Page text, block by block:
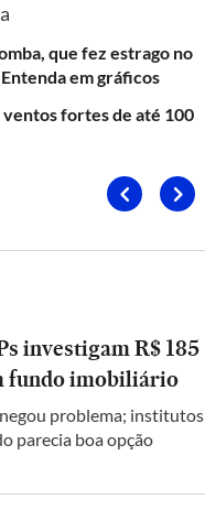
que fez estrago no
Entenda em gráficos
fortes de até 100
investigam R$ 185
fundo imobiliário
problema; institutos
parecia boa opção